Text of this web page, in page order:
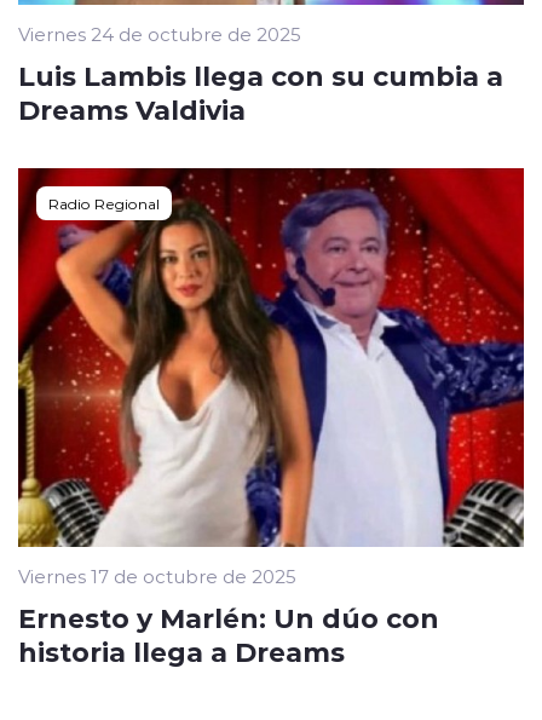
Viernes 24 de octubre de 2025
Luis Lambis llega con su cumbia a
Dreams Valdivia
Radio Regional
Viernes 17 de octubre de 2025
Ernesto y Marlén: Un dúo con
historia llega a Dreams